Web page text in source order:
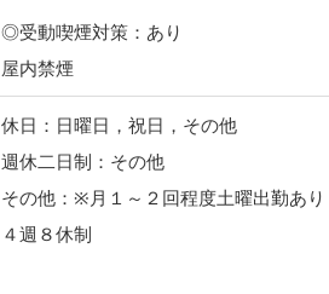
◎受動喫煙対策：あり
屋内禁煙
休日：日曜日，祝日，その他
週休二日制：その他
その他：※月１～２回程度土曜出勤あり
４週８休制